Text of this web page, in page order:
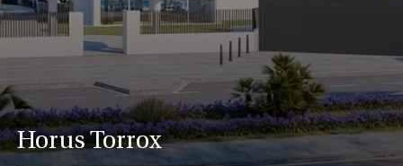
Horus Torrox